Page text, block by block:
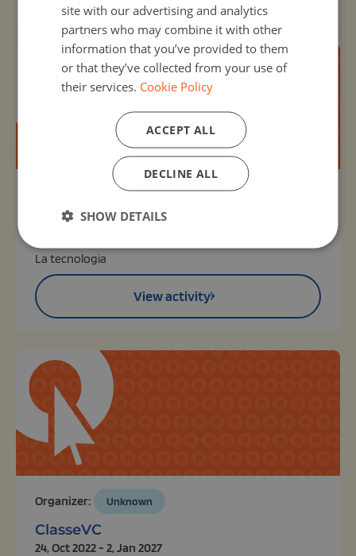
Unknown
TECNOLOGIA
La tecnologia
View activity
Organizer: Unknown
ClasseVC
24, Oct 2022 - 2, Jan 2027
site with our advertising and analytics
partners who may combine it with other
information that you’ve provided to them
or that they’ve collected from your use of
their services. Cookie Policy
ACCEPT ALL
DECLINE ALL
SHOW DETAILS